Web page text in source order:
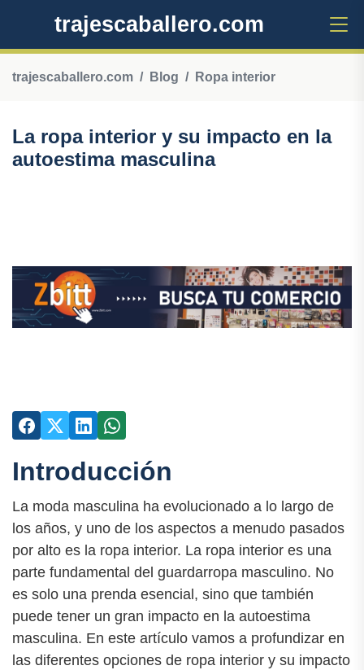
trajescaballero.com
trajescaballero.com Blog Ropa interior
La ropa interior y su impacto en la
autoestima masculina
Introducción
La moda masculina ha evolucionado a lo largo de
los años, y uno de los aspectos a menudo pasados
por alto es la ropa interior. La ropa interior es una
parte fundamental del guardarropa masculino. No
es solo una prenda esencial, sino que también
puede tener un gran impacto en la autoestima
masculina. En este artículo vamos a profundizar en
las diferentes opciones de ropa interior y su impacto